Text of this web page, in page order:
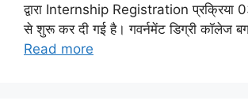
द्वारा Internship Registration प्रक्रिया
से शुरू कर दी गई है। गवर्नमेंट डिग्री कॉलेज
Read more